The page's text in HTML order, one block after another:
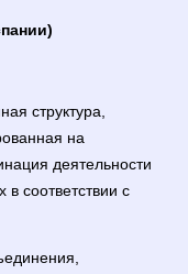
структура,
на
деятельности
соответствии с